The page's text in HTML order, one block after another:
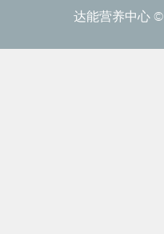
达能营养中心 ©